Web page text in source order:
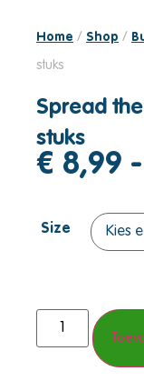
Home / Shop /
stuks
Spread
stuks
€ 8,99 -
Size